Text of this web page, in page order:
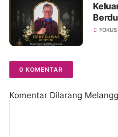
FOKUS
0 KOMENTAR
Komentar Dilarang